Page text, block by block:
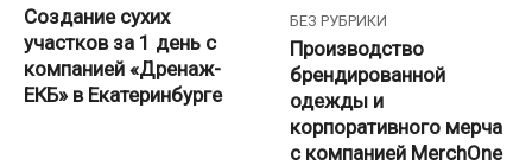
Создание сухих
участков за 1 день с
компанией «Дренаж-
ЕКБ» в Екатеринбурге
БЕЗ РУБРИКИ
Производство
брендированной
одежды и
корпоративного мерча
с компанией MerchOne